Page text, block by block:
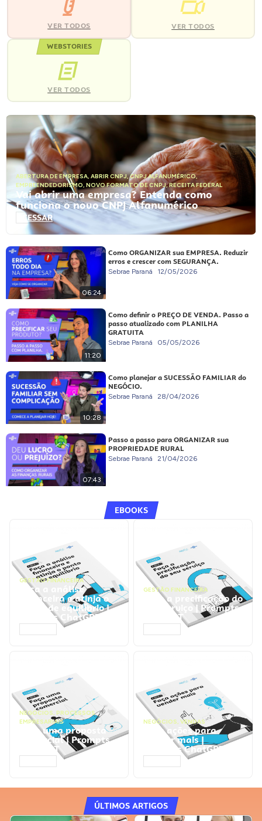
VER TODOS VER TODOS
WEBSTORIES
VER TODOS
ABERTURA DE EMPRESA, ABRIR CNPJ,CNPJ ALFANUMÉRICO,
EMPREENDEDORISMO, NOVO FORMATO DE CNPJ,RECEITA FEDERAL
Vai abrir uma empresa? Entenda como
funciona o novo CNPJ Alfanumérico
ACESSAR
06:24
Como ORGANIZAR sua EMPRESA. Reduzir
erros e crescer com SEGURANÇA.
Sebrae Paraná 12/05/2026
11:20
Como definir o PREÇO DE VENDA. Passo a
passo atualizado com PLANILHA
GRATUITA
Sebrae Paraná 05/05/2026
10:28
Como planejar a SUCESSÃO FAMILIAR do
NEGÓCIO.
Sebrae Paraná 28/04/2026
07:43
Passo a passo para ORGANIZAR sua
PROPRIEDADE RURAL
Sebrae Paraná 21/04/2026
EBOOKS
GESTÃO FINANCEIRA
Faça a análise
financeira e atinja o
ponto de equilíbrio |
Prompts ChatGPT
GESTÃO FINANCEIRA
Faça a precificação do
seu serviço | Prompts
ChatGPT
NEGÓCIOS, PROCESSOS
EMPRESARIAIS
Faça uma proposta
comercial | Prompts
ChatGPT
NEGÓCIOS, VENDAS
Faça ações para
vender mais |
Prompts ChatGPT
ÚLTIMOS ARTIGOS